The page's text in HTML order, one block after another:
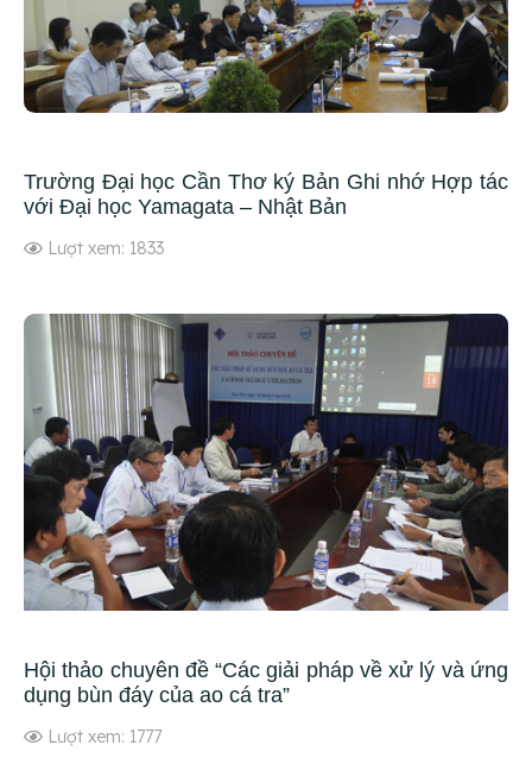
Trường Đại học Cần Thơ ký Bản Ghi nhớ Hợp tác
với Đại học Yamagata – Nhật Bản
Lượt xem: 1833
Hội thảo chuyên đề “Các giải pháp về xử lý và ứng
dụng bùn đáy của ao cá tra”
Lượt xem: 1777